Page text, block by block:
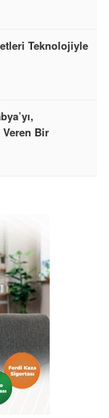
Teknolojiyle
Veren Bir